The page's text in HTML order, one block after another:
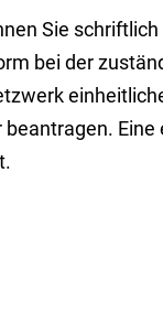
Sie schriftlich
bei der
Eine